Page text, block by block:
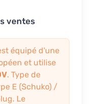
ventes
équipé d'une
et utilise
. Type de
E (Schuko) /
Le